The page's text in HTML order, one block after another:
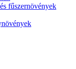
fűszernövények